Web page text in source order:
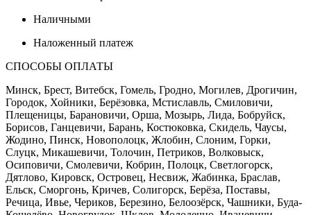
Наличными
Наложенный платеж
СПОСОБЫ ОПЛАТЫ
Минск, Брест, Витебск, Гомель, Гродно, Могилев, Дрогичин,
Городок, Хойники, Берёзовка, Мстиславль, Смиловичи,
Плещеницы, Барановичи, Орша, Мозырь, Лида, Бобруйск,
Борисов, Ганцевичи, Барань, Костюковка, Скидель, Чаусы,
Жодино, Пинск, Новополоцк, Жлобин, Слоним, Горки,
Слуцк, Микашевичи, Толочин, Петриков, Волковыск,
Осиповичи, Смолевичи, Кобрин, Полоцк, Светлогорск,
Дятлово, Кировск, Островец, Несвиж, Жабинка, Браслав,
Ельск, Сморгонь, Кричев, Солигорск, Берёза, Поставы,
Речица, Ивье, Чериков, Березино, Белоозёрск, Чашники, Буда-